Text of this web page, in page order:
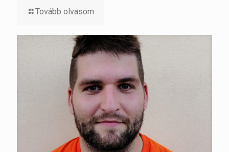
Tovább olvasom